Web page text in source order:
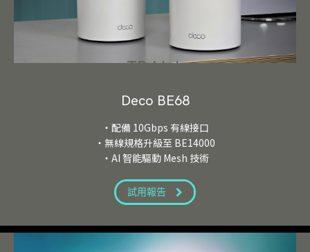
TP-Link
Deco BE68
・配備 10Gbps 有線接口
・無線規格升級至 BE14000
・AI 智能驅動 Mesh 技術
試用報告